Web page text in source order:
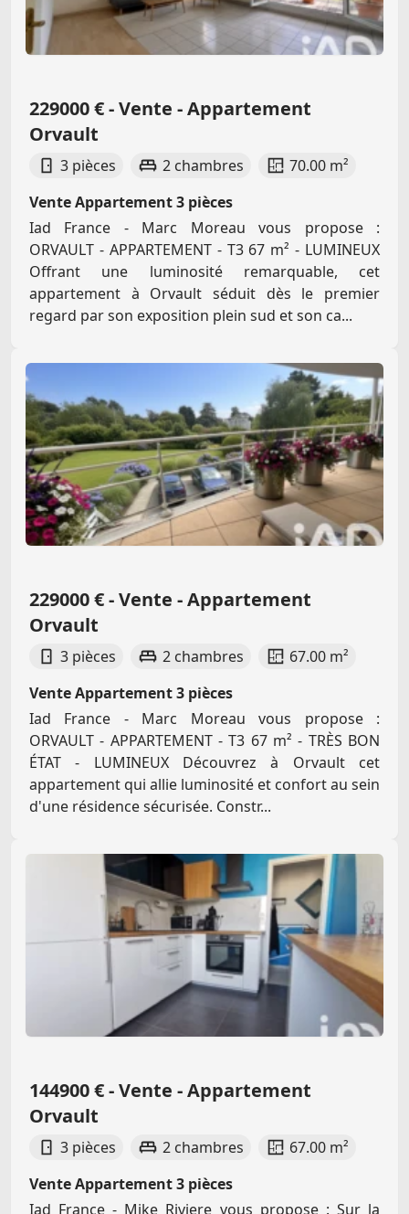
229000 € - Vente - Appartement
Orvault
3 pièces 2 chambres
70.00 m²
Vente Appartement 3 pièces
Iad France - Marc Moreau vous propose :
ORVAULT - APPARTEMENT - T3 67 m² - LUMINEUX
Offrant une luminosité remarquable, cet
appartement à Orvault séduit dès le premier
regard par son exposition plein sud et son ca...
229000 € - Vente - Appartement
Orvault
3 pièces 2 chambres
67.00 m²
Vente Appartement 3 pièces
Iad France - Marc Moreau vous propose :
ORVAULT - APPARTEMENT - T3 67 m² - TRÈS BON
ÉTAT - LUMINEUX Découvrez à Orvault cet
appartement qui allie luminosité et confort au sein
d'une résidence sécurisée. Constr...
144900 € - Vente - Appartement
Orvault
3 pièces 2 chambres
67.00 m²
Vente Appartement 3 pièces
Iad France - Mike Riviere vous propose : Sur la